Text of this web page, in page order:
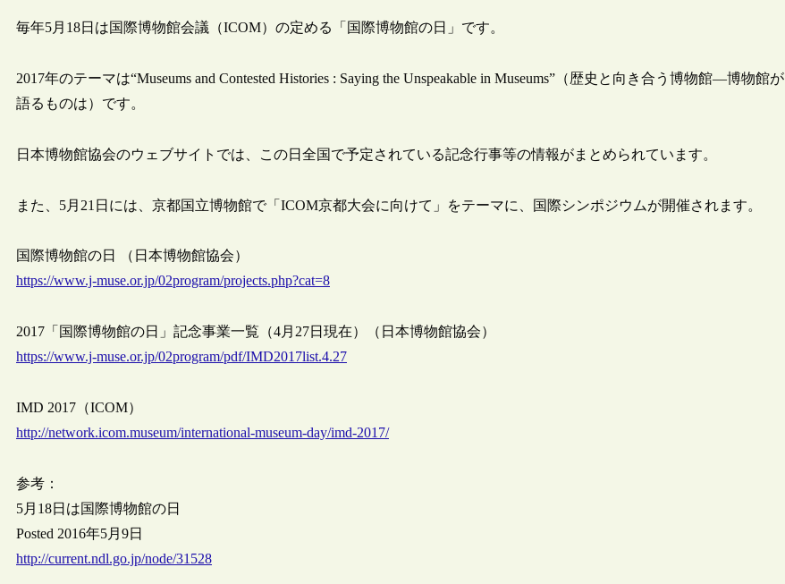
毎年5月18日は国際博物館会議（ICOM）の定める「国際博物館の日」です。
2017年のテーマは“Museums and Contested Histories : Saying the Unspeakable in Museums”（歴史と向き合う博物館―博物館が
語るものは）です。
日本博物館協会のウェブサイトでは、この日全国で予定されている記念行事等の情報がまとめられています。
また、5月21日には、京都国立博物館で「ICOM京都大会に向けて」をテーマに、国際シンポジウムが開催されます。
国際博物館の日 （日本博物館協会）
https://www.j-muse.or.jp/02program/projects.php?cat=8
2017「国際博物館の日」記念事業一覧（4月27日現在）（日本博物館協会）
https://www.j-muse.or.jp/02program/pdf/IMD2017list.4.27
IMD 2017（ICOM）
http://network.icom.museum/international-museum-day/imd-2017/
参考：
5月18日は国際博物館の日
Posted 2016年5月9日
http://current.ndl.go.jp/node/31528